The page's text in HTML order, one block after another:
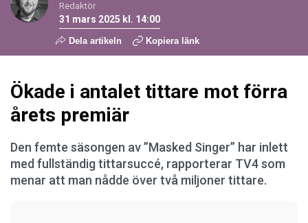
Redaktör
31 mars 2025 kl. 14:00
Dela artikeln Kopiera länk
Ökade i antalet tittare mot förra
årets premiär
Den femte säsongen av ”Masked Singer” har inlett
med fullständig tittarsuccé, rapporterar TV4 som
menar att man nådde över två miljoner tittare.